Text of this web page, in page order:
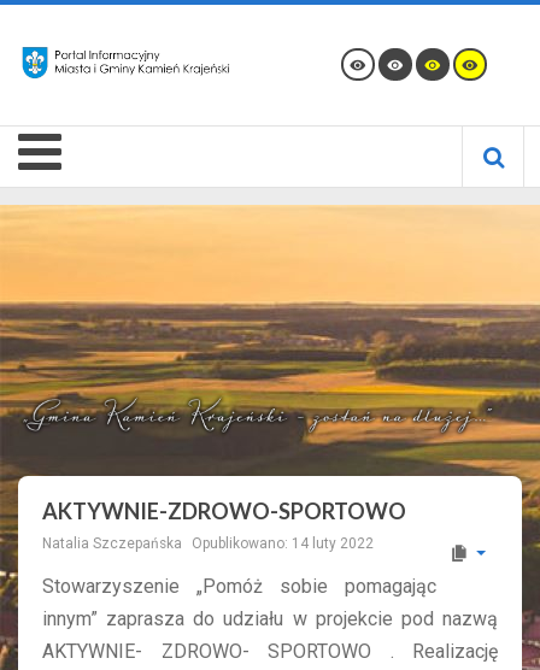
AKTYWNIE-ZDROWO-SPORTOWO
Natalia Szczepańska Opublikowano: 14 luty 2022
Stowarzyszenie „Pomóż sobie pomagając
innym” zaprasza do udziału w projekcie pod nazwą
AKTYWNIE- ZDROWO- SPORTOWO . Realizację